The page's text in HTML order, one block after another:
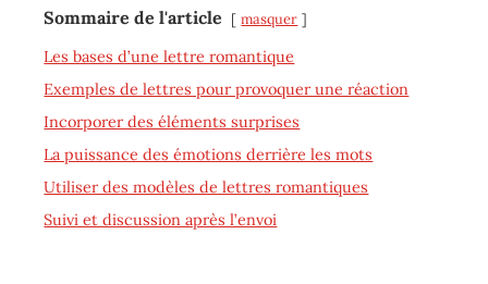
Sommaire de l'article masquer
Les bases d’une lettre romantique
Exemples de lettres pour provoquer une réaction
Incorporer des éléments surprises
La puissance des émotions derrière les mots
Utiliser des modèles de lettres romantiques
Suivi et discussion après l’envoi